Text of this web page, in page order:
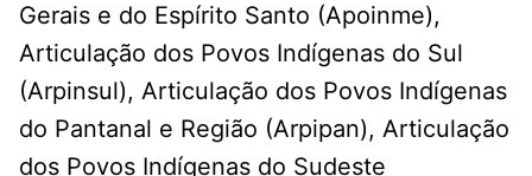
Gerais e do Espírito Santo (Apoinme),
Articulação dos Povos Indígenas do Sul
(Arpinsul), Articulação dos Povos Indígenas
do Pantanal e Região (Arpipan), Articulação
dos Povos Indígenas do Sudeste